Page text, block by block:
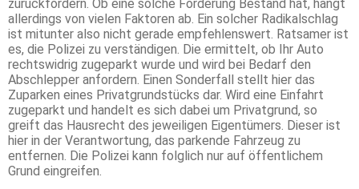
zurückfordern. Ob eine solche Forderung Bestand hat, hängt
allerdings von vielen Faktoren ab. Ein solcher Radikalschlag
ist mitunter also nicht gerade empfehlenswert. Ratsamer ist
es, die Polizei zu verständigen. Die ermittelt, ob Ihr Auto
rechtswidrig zugeparkt wurde und wird bei Bedarf den
Abschlepper anfordern. Einen Sonderfall stellt hier das
Zuparken eines Privatgrundstücks dar. Wird eine Einfahrt
zugeparkt und handelt es sich dabei um Privatgrund, so
greift das Hausrecht des jeweiligen Eigentümers. Dieser ist
hier in der Verantwortung, das parkende Fahrzeug zu
entfernen. Die Polizei kann folglich nur auf öffentlichem
Grund eingreifen.